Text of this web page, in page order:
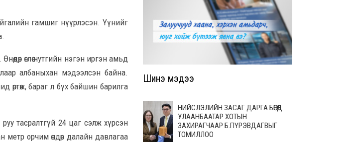
гамшиг нүүрлэсэн. Үүнийг
өглөө нутгийн нэгэн иргэн амьд
албаныхан мэдээлсэн байна.
бараг л бүх байшин барилга
тасралтгүй 24 цаг сэлж хүрсэн
метр орчим өндөр далайн давлагаа
Шинэ мэдээ
НИЙСЛЭЛИЙН ЗАСАГ ДАРГА БӨГӨӨД
УЛААНБААТАР ХОТЫН
ЗАХИРАГЧААР Б.ПҮРЭВДАГВЫГ
ТОМИЛЛОО